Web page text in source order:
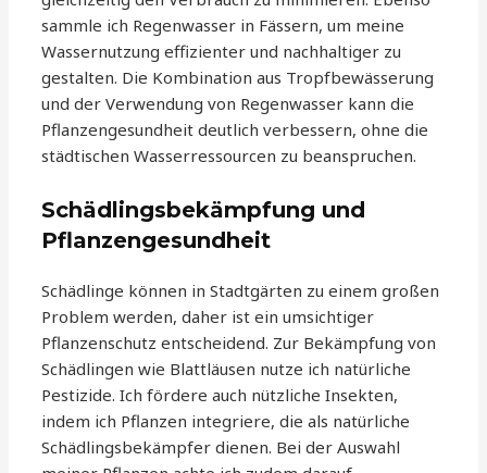
sammle ich Regenwasser in Fässern, um meine
Wassernutzung effizienter und nachhaltiger zu
gestalten. Die Kombination aus Tropfbewässerung
und der Verwendung von Regenwasser kann die
Pflanzengesundheit deutlich verbessern, ohne die
städtischen Wasserressourcen zu beanspruchen.
Schädlingsbekämpfung und
Pflanzengesundheit
Schädlinge können in Stadtgärten zu einem großen
Problem werden, daher ist ein umsichtiger
Pflanzenschutz entscheidend. Zur Bekämpfung von
Schädlingen wie Blattläusen nutze ich natürliche
Pestizide. Ich fördere auch nützliche Insekten,
indem ich Pflanzen integriere, die als natürliche
Schädlingsbekämpfer dienen. Bei der Auswahl